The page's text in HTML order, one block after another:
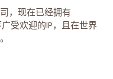
，现在已经拥有
广受欢迎的IP，且在世界